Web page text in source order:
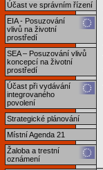
Účast ve správním řízení
EIA - Posuzování
vlivů na životní
prostředí
SEA – Posuzování vlivů
koncepcí na životní
prostředí
Účast při vydávání
integrovaného
povolení
Strategické plánování
Místní Agenda 21
Žaloba a trestní
oznámení